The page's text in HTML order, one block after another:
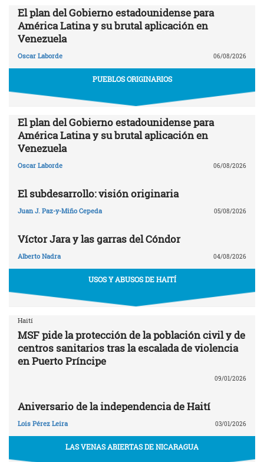
El plan del Gobierno estadounidense para
América Latina y su brutal aplicación en
Venezuela
Oscar Laborde 06/08/2026
PUEBLOS ORIGINARIOS
El plan del Gobierno estadounidense para
América Latina y su brutal aplicación en
Venezuela
Oscar Laborde 06/08/2026
El subdesarrollo: visión originaria
Juan J. Paz-y-Miño Cepeda 05/08/2026
Víctor Jara y las garras del Cóndor
Alberto Nadra 04/08/2026
USOS Y ABUSOS DE HAITÍ
Haití
MSF pide la protección de la población civil y de
centros sanitarios tras la escalada de violencia
en Puerto Príncipe
09/01/2026
Aniversario de la independencia de Haití
Lois Pérez Leira 03/01/2026
LAS VENAS ABIERTAS DE NICARAGUA